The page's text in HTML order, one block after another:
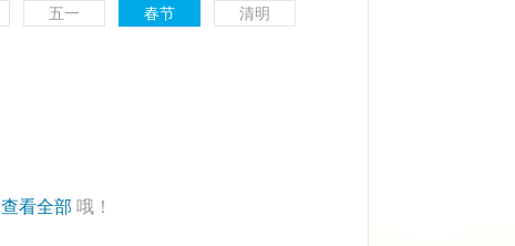
五一 春节
清明
查看全部 哦！